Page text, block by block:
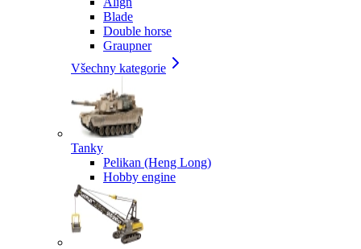
Blade
Double horse
Graupner
Všechny kategorie
Tanky
Pelikan (Heng Long)
Hobby engine